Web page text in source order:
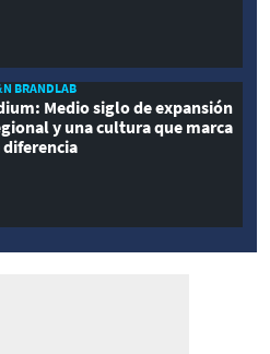
BRANDLAB
Medio siglo de expansión
y una cultura que marca
diferencia